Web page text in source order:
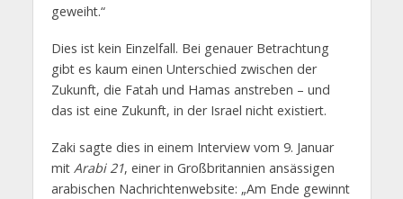
geweiht.“
Dies ist kein Einzelfall. Bei genauer Betrachtung
gibt es kaum einen Unterschied zwischen der
Zukunft, die Fatah und Hamas anstreben – und
das ist eine Zukunft, in der Israel nicht existiert.
Zaki sagte dies in einem Interview vom 9. Januar
mit Arabi 21, einer in Großbritannien ansässigen
arabischen Nachrichtenwebsite: „Am Ende gewinnt